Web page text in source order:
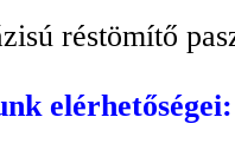
réstömítő